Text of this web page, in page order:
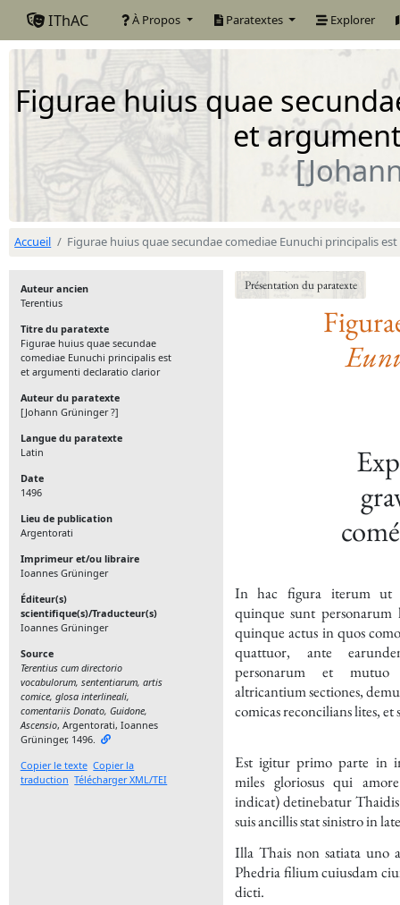
IThAC À Propos Paratextes Explorer
Figurae huius quae
et
Accueil Figurae huius quae secundae comediae Eunuchi principalis
Auteur ancien
Terentius
Titre du paratexte
Figurae huius quae secundae
comediae Eunuchi principalis est
et argumenti declaratio clarior
Auteur du paratexte
[Johann Grüninger ?]
Langue du paratexte
Latin
Date
1496
Lieu de publication
Argentorati
Imprimeur et/ou libraire
Ioannes Grüninger
Éditeur(s)
scientifique(s)/Traducteur(s)
Ioannes Grüninger
Source
Terentius cum directorio
vocabulorum, sententiarum, artis
comice, glosa interlineali,
comentariis Donato, Guidone,
Ascensio, Argentorati, Ioannes
Grüninger, 1496.
Copier le texte Copier la
traduction Télécharger XML/TEI
Présentation du paratexte
In hac figura iterum ut
quinque sunt personarum
quinque actus in quos
quattuor, ante
personarum et
altricantium sectiones,
comicas reconcilians lites, et
Est igitur primo parte in
miles gloriosus qui
indicat) detinebatur
suis ancillis stat sinistro in
Illa Thais non satiata uno
Phedria filium cuiusdam
dicti.